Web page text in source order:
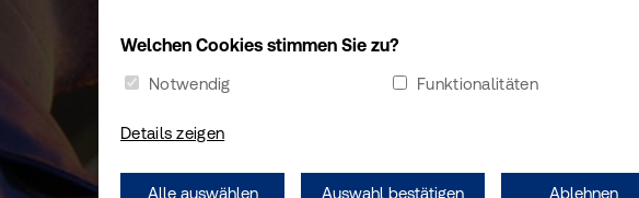
Sie möchten einen Termin vereinbaren? Wählen Sie Ihren
Welchen Cookies stimmen Sie zu?
Notwendig Funktionalitäten
Details zeigen
Alle auswählen Auswahl bestätigen Ablehnen